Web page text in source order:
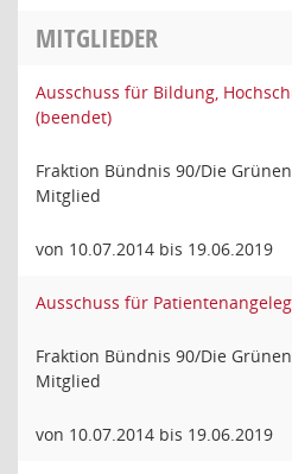
MITGLIEDER
Ausschuss für Bildung,
(beendet)
Fraktion Bündnis 90/Die
Mitglied
von 10.07.2014 bis 19.06.2019
Ausschuss für
Fraktion Bündnis 90/Die
Mitglied
von 10.07.2014 bis 19.06.2019